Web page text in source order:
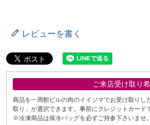
レビューを書く
ご来店受け取り
商品を一周館ビルの肉のイイジマでお受け取りし
取り」が選択できます。事前にクレジットカード
※冷凍商品は保冷バッグを必ずご持参下さいませ